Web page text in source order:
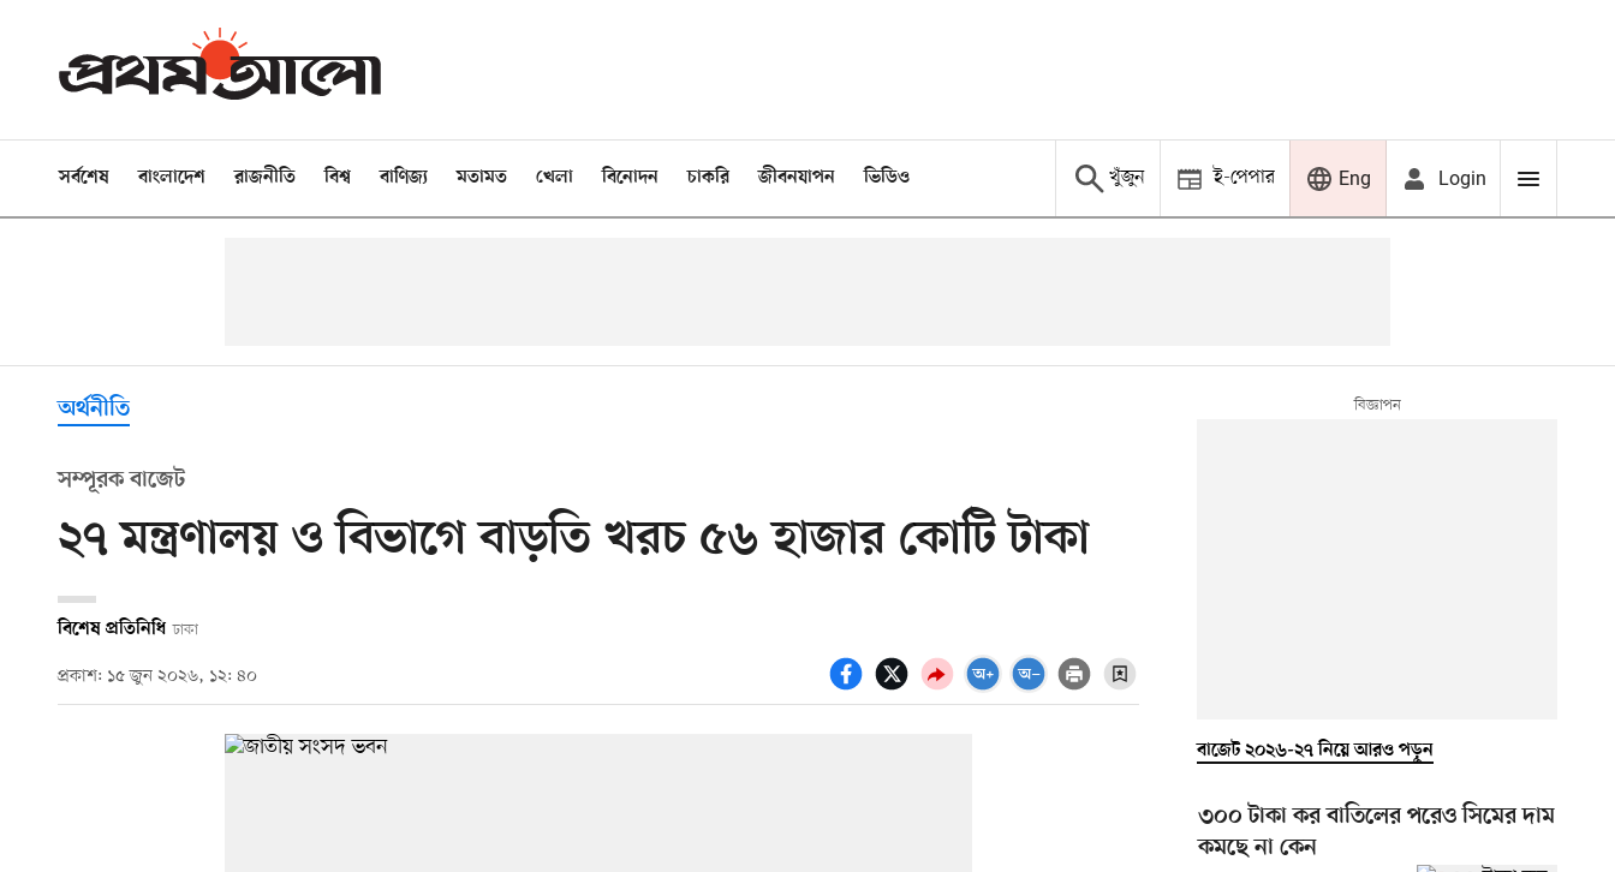
সর্বশেষ বাংলাদেশ রাজনীতি বিশ্ব বাণিজ্য মতামত খেলা বিনোদন চাকরি জীবনযাপন ভিডিও খুঁজুন ই-পেপার Eng Login
অর্থনীতি
সম্পূরক বাজেট
২৭ মন্ত্রণালয় ও বিভাগে বাড়তি খরচ ৫৬ হাজার কোটি টাকা
বিশেষ প্রতিনিধি ঢাকা
প্রকাশ: ১৫ জুন ২০২৬, ১২: ৪০
বাজেট ২০২৬-২৭ নিয়ে আরও পড়ুন
৩০০ টাকা কর বাতিলের পরেও সিমের দাম
কমছে না কেন